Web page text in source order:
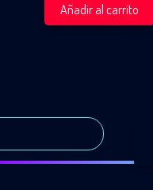
Añadir al carrito